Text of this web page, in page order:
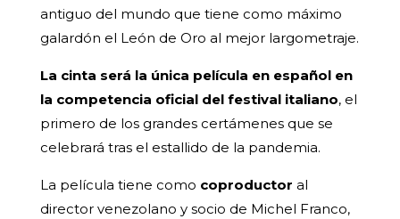
antiguo del mundo que tiene como máximo
galardón el León de Oro al mejor largometraje.
La cinta será la única película en español en
la competencia oficial del festival italiano, el
primero de los grandes certámenes que se
celebrará tras el estallido de la pandemia.
La película tiene como coproductor al
director venezolano y socio de Michel Franco,